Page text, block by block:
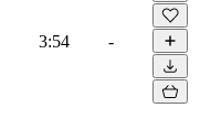
3:54 -